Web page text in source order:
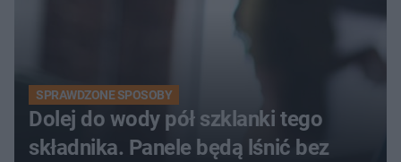
SPRAWDZONE SPOSOBY
Dolej do wody pół szklanki tego
składnika. Panele będą lśnić bez